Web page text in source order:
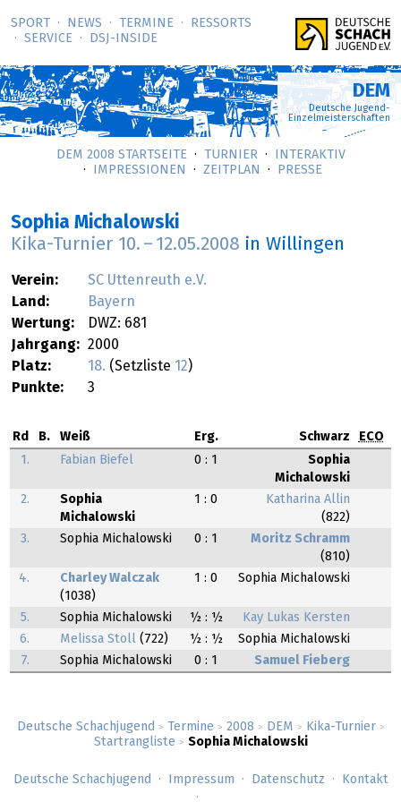
SPORT NEWS TERMINE
RESSORTS
SERVICE
DSJ-­INSIDE
Deutsche Schachjugend > Termine > 2008 > DEM > Kika-Turnier >
Startrangliste > Sophia Michalowski
DEM
Deutsche Jugend-
Einzelmeisterschaften
DEM 2008 STARTSEITE TURNIER
INTERAKTIV
IMPRESSIONEN
ZEITPLAN PRESSE
Sophia Michalowski
Kika-Turnier 10. – 12.05.2008 in Willingen
Verein:
SC Uttenreuth e.V.
Land:
Bayern
Wertung:
DWZ: 681
Jahrgang: 2000
Platz:
18. (Setzliste 12)
Punkte:
3
Rd B. Weiß Erg. Schwarz
ECO
1.
Fabian Biefel 0 : 1
Sophia
Michalowski
2.
Sophia
Michalowski
1 : 0
Katharina Allin
(822)
3.
Sophia Michalowski 0 : 1
Moritz Schramm
(810)
4.
Charley Walczak
(1038)
1 : 0 Sophia Michalowski
5. Sophia Michalowski ½ : ½
Kay Lukas Kersten
6.
Melissa Stoll (722) ½ : ½
Sophia Michalowski
7.
Sophia Michalowski 0 : 1 Samuel Fieberg
Deutsche Schachjugend Impressum Datenschutz Kontakt